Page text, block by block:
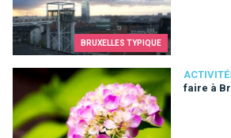
BRUXELLES TYPIQUE
faire à
Que faire à Bruxelles en Mars ?